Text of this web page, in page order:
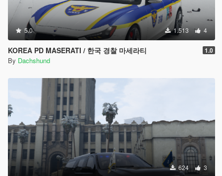
5.0 1.513 4
KOREA PD MASERATI / 한국 경찰 마세라티 1.0
By Dachshund
624 3